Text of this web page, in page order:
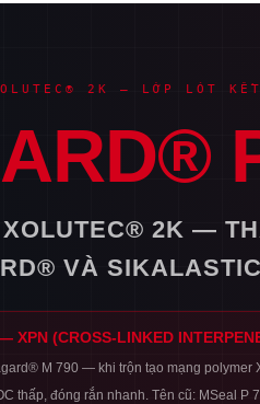
2K — LỚP LÓT
2K —
VÀ
XPN (CROSS-LINKED
M 790 — khi trộn tạo mạng polymer
thấp, đóng rắn nhanh. Tên cũ: MSeal P